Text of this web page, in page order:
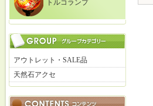
トルコランプ
アウトレット・SALE品
天然石アクセ